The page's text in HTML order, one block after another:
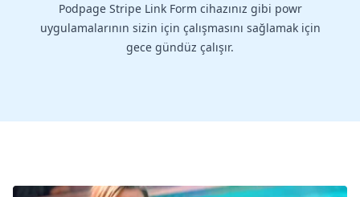
Podpage Stripe Link Form cihazınız gibi powr
uygulamalarının sizin için çalışmasını sağlamak için
gece gündüz çalışır.